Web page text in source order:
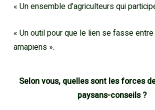
« Un ensemble d’agriculteurs qui
« Un outil pour que le lien se fasse
amapiens ».
Selon vous, quelles sont les forces
paysans-conseils ?